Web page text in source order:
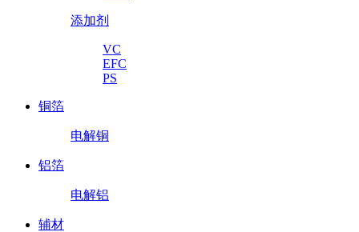
添加剂
VC
EFC
PS
铜箔
电解铜
铝箔
电解铝
辅材